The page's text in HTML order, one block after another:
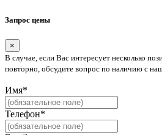
Запрос цены
×
В случае, если Вас интересует несколько
повторно, обсудите вопрос по наличию с
Имя*
Телефон*